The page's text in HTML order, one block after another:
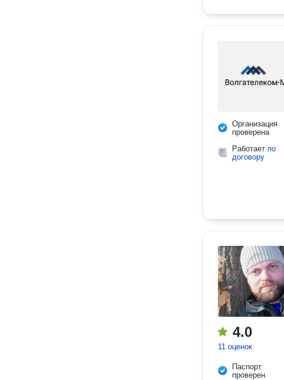
Организация
проверена
Работает по
договору
4.0
11 оценок
Паспорт
проверен